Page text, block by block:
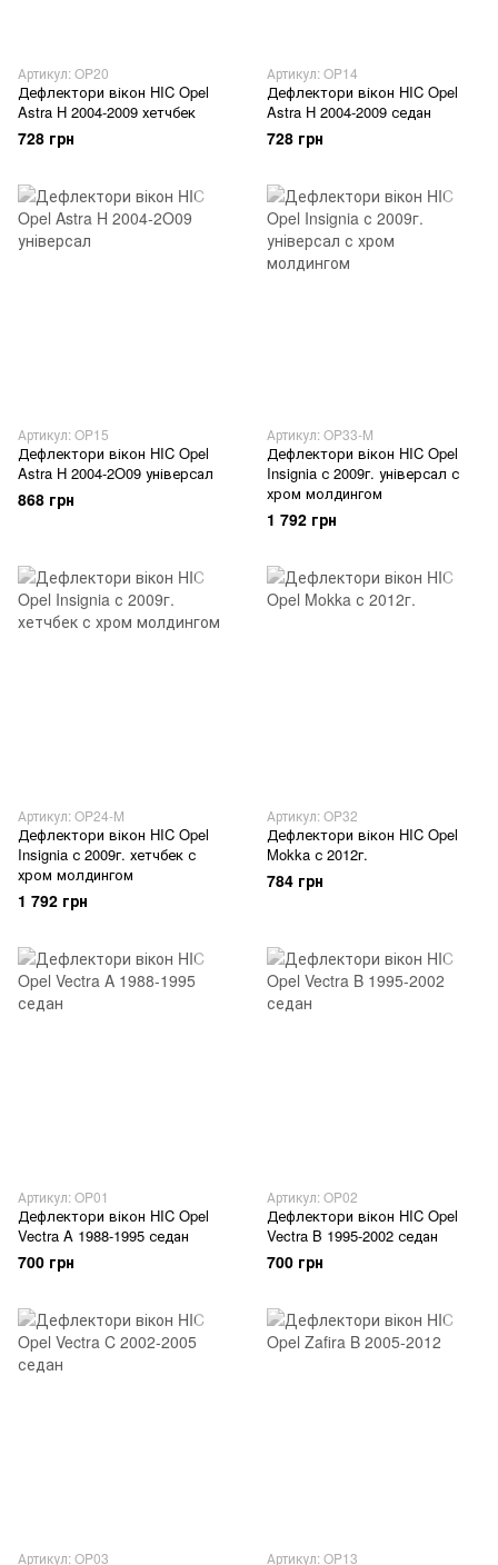
Артикул: OP20
Дефлектори вікон HIC Opel
Astra H 2004-2009 хетчбек
728 грн
Артикул: OP14
Дефлектори вікон HIC Opel
Astra H 2004-2009 седан
728 грн
Артикул: OP15
Дефлектори вікон HIC Opel
Astra H 2004-2O09 універсал
868 грн
Артикул: OP33-M
Дефлектори вікон HIC Opel
Insignia с 2009г. універсал с
хром молдингом
1 792 грн
Артикул: OP24-M
Дефлектори вікон HIC Opel
Insignia с 2009г. хетчбек с
хром молдингом
1 792 грн
Артикул: OP32
Дефлектори вікон HIC Opel
Mokka с 2012г.
784 грн
Артикул: OP01
Дефлектори вікон HIC Opel
Vectra A 1988-1995 седан
700 грн
Артикул: OP02
Дефлектори вікон HIC Opel
Vectra B 1995-2002 седан
700 грн
Артикул: OP03 Артикул: OP13